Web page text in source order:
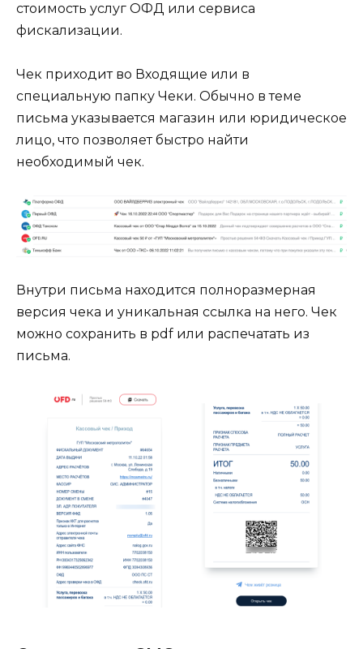
стоимость услуг ОФД или сервиса
фискализации.
Чек приходит во Входящие или в
специальную папку Чеки. Обычно в теме
письма указывается магазин или юридическое
лицо, что позволяет быстро найти
необходимый чек.
Внутри письма находится полноразмерная
версия чека и уникальная ссылка на него. Чек
можно сохранить в pdf или распечатать из
письма.